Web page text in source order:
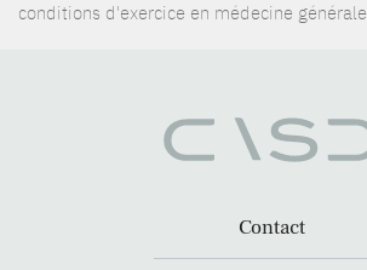
conditions d'exercice en médecine générale
Contact